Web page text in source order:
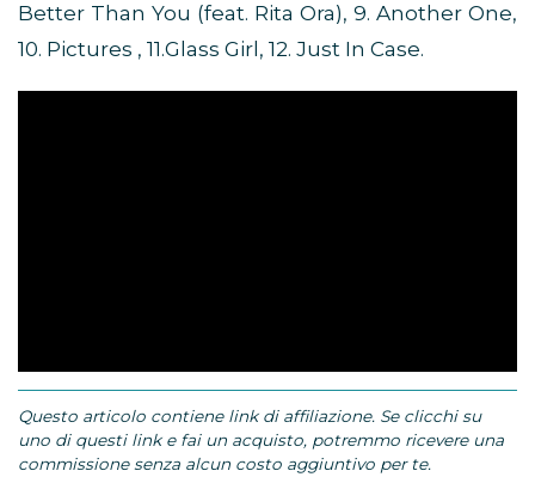
Better Than You (feat. Rita Ora), 9. Another One,
10. Pictures , 11.Glass Girl, 12. Just In Case.
Questo articolo contiene link di affiliazione. Se clicchi su
uno di questi link e fai un acquisto, potremmo ricevere una
commissione senza alcun costo aggiuntivo per te.